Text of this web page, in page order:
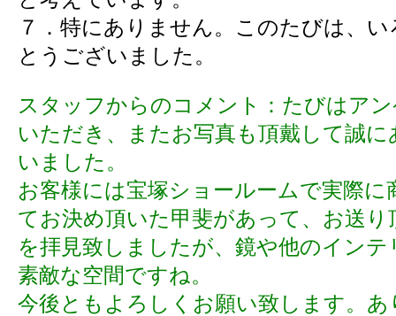
７．特にありません。このたびは、
とうございました。
スタッフからのコメント： たびはア
いただき、またお写真も頂戴して誠
いました。
お客様には宝塚ショールームで実際に
てお決め頂いた甲斐があって、お送り
を拝見致しましたが、鏡や他のイン
素敵な空間ですね。
今後ともよろしくお願い致します。